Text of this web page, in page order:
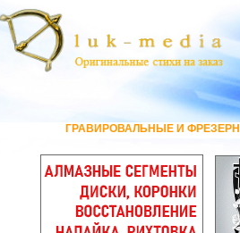
ГРАВИРОВАЛЬНЫЕ И ФРЕЗЕРНЫЕ СТАНКИ